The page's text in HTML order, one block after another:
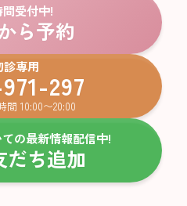
受付中!
ら予約
診専用
297
間 10:00〜20:00
の最新情報配信中!
だち追加